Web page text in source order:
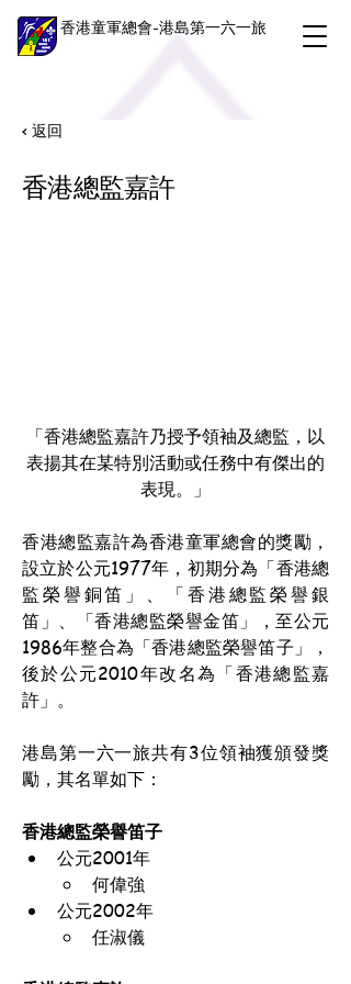
香港童軍總會-港島第一六一旅
< 返回
香港總監嘉許
「香港總監嘉許乃授予領袖及總監，以
表揚其在某特別活動或任務中有傑出的
表現。」
香港總監嘉許為香港童軍總會的獎勵，
設立於公元1977年，初期分為「香港總
監榮譽銅笛」、「香港總監榮譽銀
笛」、「香港總監榮譽金笛」，至公元
1986年整合為「香港總監榮譽笛子」，
後於公元2010年改名為「香港總監嘉
許」。
港島第一六一旅共有3位領袖獲頒發獎
勵，其名單如下：
香港總監榮譽笛子
公元2001年
何偉強
公元2002年
任淑儀